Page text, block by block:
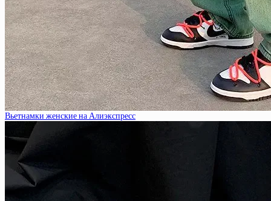
Вьетнамки женские на Алиэкспресс